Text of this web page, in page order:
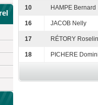
10 HAMPE Bernard
16 JACOB Nelly
17 RÉTORY
18 PICHERE